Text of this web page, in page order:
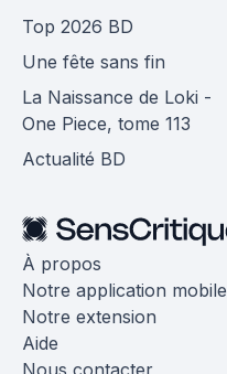
Top 2026 BD
Une fête sans fin
La Naissance de Loki -
One Piece, tome 113
Actualité BD
À propos
Notre application mobile
Notre extension
Aide
Nous contacter